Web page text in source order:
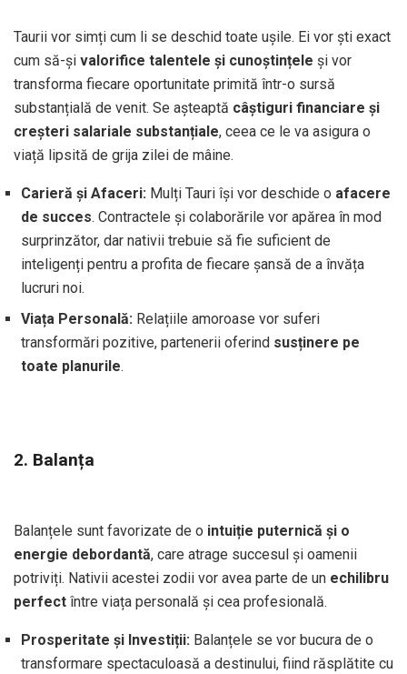
Taurii vor simți cum li se deschid toate ușile. Ei vor ști exact
cum să-și valorifice talentele și cunoștințele și vor
transforma fiecare oportunitate primită într-o sursă
substanțială de venit. Se așteaptă câștiguri financiare și
creșteri salariale substanțiale, ceea ce le va asigura o
viață lipsită de grija zilei de mâine.
Carieră și Afaceri: Mulți Tauri își vor deschide o afacere
de succes. Contractele și colaborările vor apărea în mod
surprinzător, dar nativii trebuie să fie suficient de
inteligenți pentru a profita de fiecare șansă de a învăța
lucruri noi.
Viața Personală: Relațiile amoroase vor suferi
transformări pozitive, partenerii oferind susținere pe
toate planurile.
2. Balanța
Balanțele sunt favorizate de o intuiție puternică și o
energie debordantă, care atrage succesul și oamenii
potriviți. Nativii acestei zodii vor avea parte de un echilibru
perfect între viața personală și cea profesională.
Prosperitate și Investiții: Balanțele se vor bucura de o
transformare spectaculoasă a destinului, fiind răsplătite cu